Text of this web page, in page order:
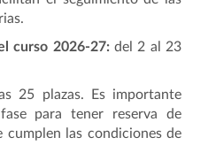
curso 2026-27: del 2 al 23
25 plazas. Es importante
para tener reserva de
cumplen las condiciones de